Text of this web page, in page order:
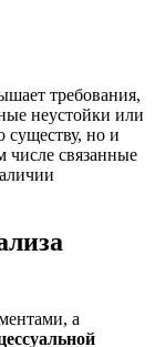
требования,
неустойки или
существу, но и
числе связанные
а